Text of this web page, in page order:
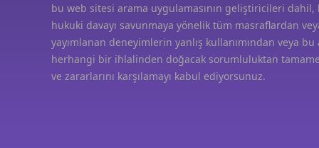
bu web sitesi arama uygulamasının geliştiricileri
hukuki davayı savunmaya yönelik tüm masraflardan
yayımlanan deneyimlerin yanlış kullanımından veya bu
herhangi bir ihlalinden doğacak sorumluluktan
ve zararlarını karşılamayı kabul ediyorsunuz.